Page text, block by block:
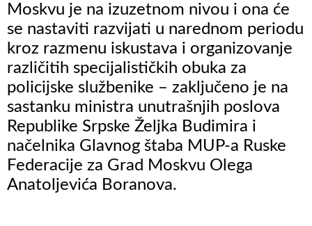
Moskvu je na izuzetnom nivou i ona će
se nastaviti razvijati u narednom periodu
kroz razmenu iskustava i organizovanje
različitih specijalističkih obuka za
policijske službenike – zaključeno je na
sastanku ministra unutrašnjih poslova
Republike Srpske Željka Budimira i
načelnika Glavnog štaba MUP-a Ruske
Federacije za Grad Moskvu Olega
Anatoljevića Boranova.